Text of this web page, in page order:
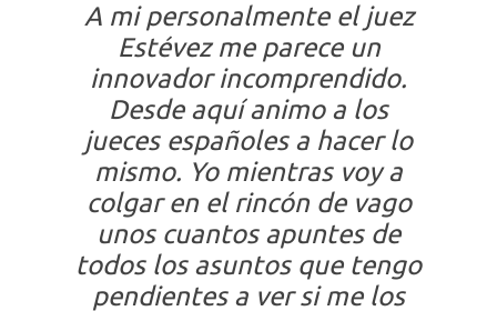
A mi personalmente el juez
Estévez me parece un
innovador incomprendido.
Desde aquí animo a los
jueces españoles a hacer lo
mismo. Yo mientras voy a
colgar en el rincón de vago
unos cuantos apuntes de
todos los asuntos que tengo
pendientes a ver si me los